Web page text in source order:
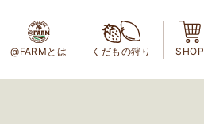
@FARMとは くだもの狩り SHOP